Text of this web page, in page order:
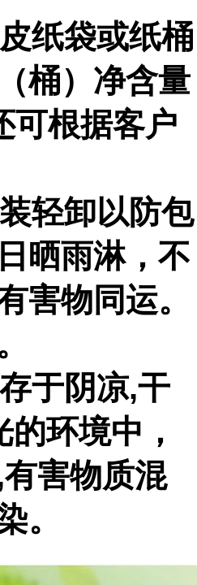
纸袋或纸桶
桶）净含量
可根据客户
轻卸以防包
晒雨淋，不
害物同运。
于阴凉,干
环境中，
害物质混
。